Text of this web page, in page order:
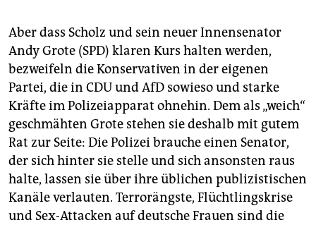
Aber dass Scholz und sein neuer Innensenator
Andy Grote (SPD) klaren Kurs halten werden,
bezweifeln die Konservativen in der eigenen
Partei, die in CDU und AfD sowieso und starke
Kräfte im Polizeiapparat ohnehin. Dem als „weich“
geschmähten Grote stehen sie deshalb mit gutem
Rat zur Seite: Die Polizei brauche einen Senator,
der sich hinter sie stelle und sich ansonsten raus
halte, lassen sie über ihre üblichen publizistischen
Kanäle verlauten. Terrorängste, Flüchtlingskrise
und Sex-Attacken auf deutsche Frauen sind die